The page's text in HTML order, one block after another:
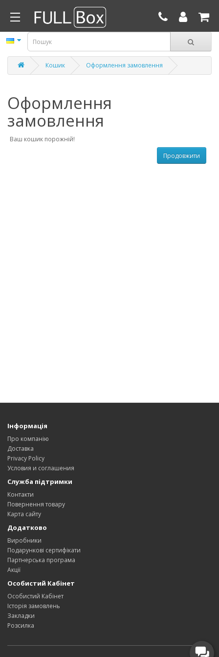
Кошик Оформлення замовлення
Оформлення
замовлення
Ваш кошик порожній!
Продовжити
Інформація
Про компанію
Доставка
Privacy Policy
Условия и соглашения
Служба підтримки
Контакти
Повернення товару
Карта сайту
Додатково
Виробники
Подарункові сертифікати
Партнерська програма
Акції
Особистий Кабінет
Особистий Кабінет
Історія замовлень
Закладки
Розсилка